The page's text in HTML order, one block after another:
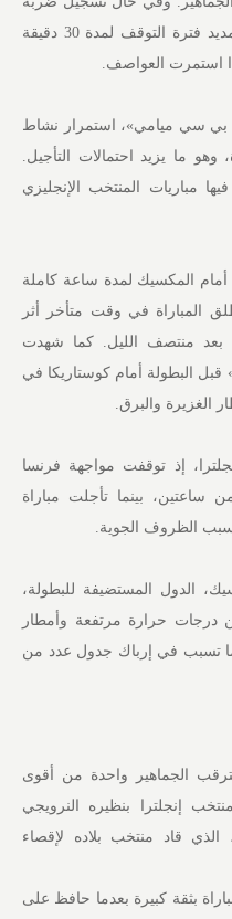
برق جديدة داخل هذه المنطقة، يتم تمديد فترة التوقف لمدة 30 دقيقة
استمرت العواصف.
بي سي ميامي»، استمرار نشاط
ما يزيد احتمالات التأجيل.
مباريات المنتخب الإنجليزي
أمام المكسيك لمدة ساعة كاملة
المباراة في وقت متأخر أثر
بعد منتصف الليل. كما شهدت
قبل البطولة أمام كوستاريكا في
الغزيرة والبرق.
إذ توقفت مواجهة فرنسا
ساعتين، بينما تأجلت مباراة
الظروف الجوية.
الدول المستضيفة للبطولة،
حرارة مرتفعة وأمطار
تسبب في إرباك جدول عدد من
الجماهير واحدة من أقوى
إنجلترا بنظيره النرويجي
الذي قاد منتخب بلاده لإقصاء
بثقة كبيرة بعدما حافظ على